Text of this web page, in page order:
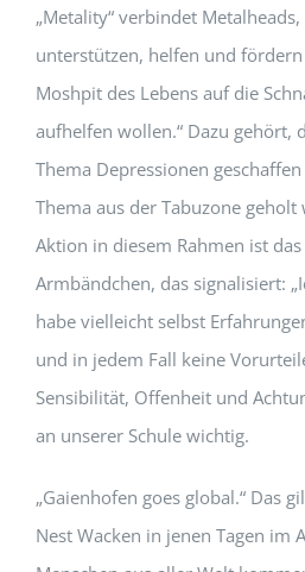
„Metality“ verbindet
unterstützen, helfen und
Moshpit des Lebens auf die
aufhelfen wollen.“ Dazu gehört,
Thema Depressionen
Thema aus der Tabuzone geholt
Aktion in diesem Rahmen ist das
Armbändchen, das signalisiert:
habe vielleicht selbst
und in jedem Fall keine
Sensibilität, Offenheit und
an unserer Schule wichtig.
„Gaienhofen goes global.“ Das
Nest Wacken in jenen Tagen im